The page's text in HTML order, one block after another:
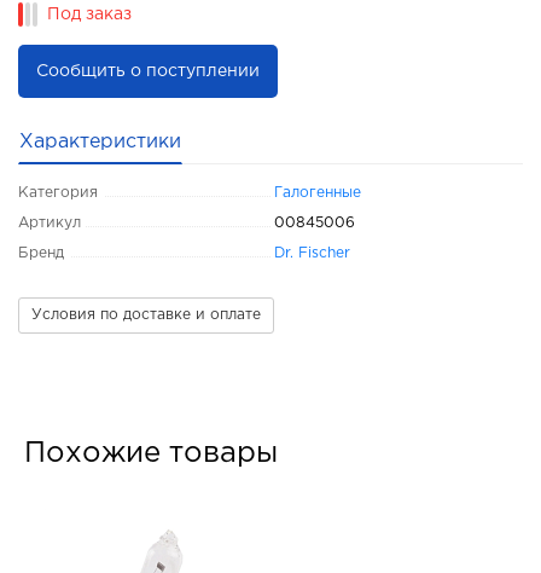
Под заказ
Сообщить о поступлении
Характеристики
Категория Галогенные
Артикул 00845006
Бренд Dr. Fischer
Условия по доставке и оплате
Похожие товары